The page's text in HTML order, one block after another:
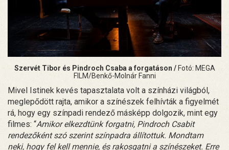
Szervét Tibor és Pindroch Csaba a forgatáson /Fotó: MEGA
FILM/Benkő-Molnár Fanni
Mivel Istinek kevés tapasztalata volt a színházi világból,
meglepődött rajta, amikor a színészek felhívták a figyelmét
rá, hogy egy színpadi rendező másképp dolgozik, mint egy
filmes: “Amikor elkezdtünk forgatni, Pindroch Csabit
rendezőként szó szerint színpadra állítottuk. Mondtam
neki, hogy fel kell mennie, és rakosgatni a színészeket. Erre